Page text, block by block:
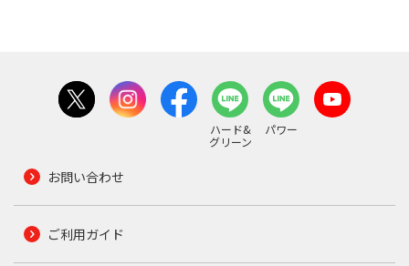
ハード&
グリーン
パワー
お問い合わせ
ご利用ガイド